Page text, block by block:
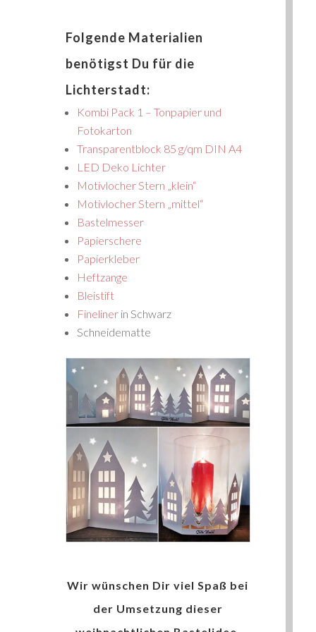
Folgende Materialien
benötigst Du für die
Lichterstadt:
Kombi Pack 1 – Tonpapier und
Fotokarton
Transparentblock 85 g/qm DIN A4
LED Deko Lichter
Motivlocher Stern „klein“
Motivlocher Stern „mittel“
Bastelmesser
Papierschere
Papierkleber
Heftzange
Bleistift
Finelinerin Schwarz
Schneidematte
Wir wünschen Dir viel Spaß bei
der Umsetzung dieser